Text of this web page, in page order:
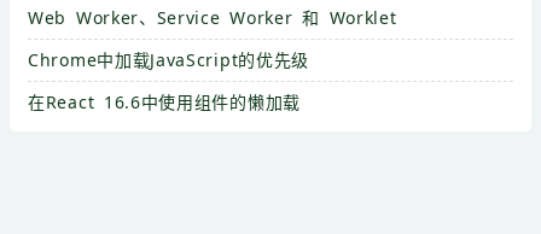
Web Worker、Service Worker 和 Worklet
Chrome中加载JavaScript的优先级
在React 16.6中使用组件的懒加载